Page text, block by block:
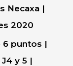
Necaxa |
2020
6 puntos |
y 5 |